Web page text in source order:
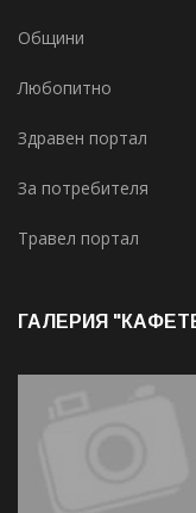
Общини
Любопитно
Здравен портал
За потребителя
Травел портал
ГАЛЕРИЯ